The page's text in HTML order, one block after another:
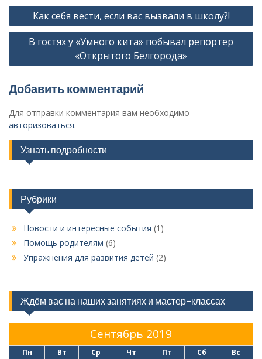
Н
а
и
а
ц
и
и
я
Как себя вести, если вас вызвали в школу?!
В гостях у «Умного кита» побывал репортер
«Открытого Белгорода»
Добавить комментарий
Для отправки комментария вам необходимо
авторизоваться.
Узнать подробности
Рубрики
Новости и интересные события (1)
Помощь родителям (6)
Упражнения для развития детей (2)
Ждём вас на наших занятиях и мастер-классах
Сентябрь 2019
Пн Вт Ср Чт Пт Сб Вс